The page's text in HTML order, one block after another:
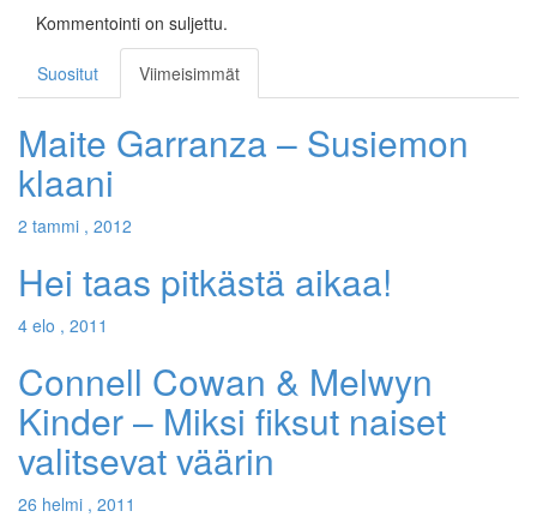
Kommentointi on suljettu.
Suositut Viimeisimmät
Maite Garranza – Susiemon
klaani
2 tammi , 2012
Hei taas pitkästä aikaa!
4 elo , 2011
Connell Cowan & Melwyn
Kinder – Miksi fiksut naiset
valitsevat väärin
26 helmi , 2011